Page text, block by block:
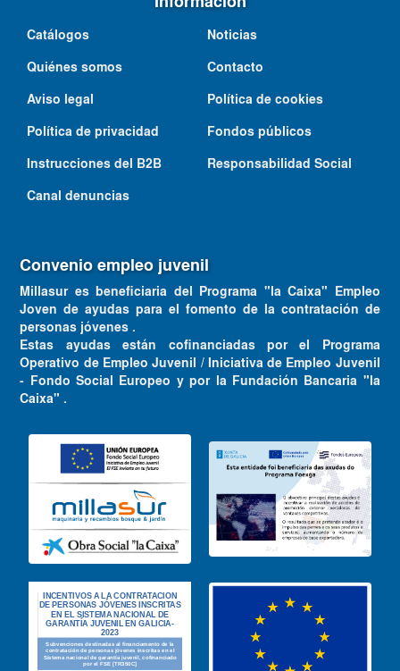
Catálogos
Noticias
Quiénes somos
Contacto
Aviso legal
Política de cookies
Política de privacidad
Fondos públicos
Instrucciones del B2B
Responsabilidad Social
Canal denuncias
Convenio empleo juvenil
Millasur es beneficiaria del Programa "la Caixa" Empleo
Joven de ayudas para el fomento de la contratación de
personas jóvenes .
Estas ayudas están cofinanciadas por el Programa
Operativo de Empleo Juvenil / Iniciativa de Empleo Juvenil
- Fondo Social Europeo y por la Fundación Bancaria "la
Caixa" .